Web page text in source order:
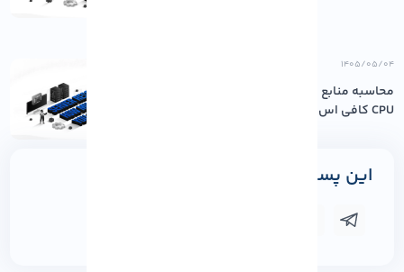
۱۴۰۵/۰۵/۰۴
محاسبه منابع مورد نیاز سرور: چقدر رم و
CPU کافی اس...
این پست را به اشتراک بگذارید